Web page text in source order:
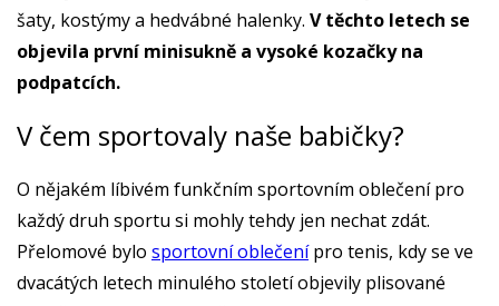
šaty, kostýmy a hedvábné halenky. V těchto letech se
objevila první minisukně a vysoké kozačky na
podpatcích.
V čem sportovaly naše babičky?
O nějakém líbivém funkčním sportovním oblečení pro
každý druh sportu si mohly tehdy jen nechat zdát.
Přelomové bylo sportovní oblečenípro tenis, kdy se ve
dvacátých letech minulého století objevily plisované